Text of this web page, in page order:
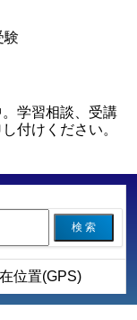
験
学習相談、受講
付けください。
検 索
位置(GPS)